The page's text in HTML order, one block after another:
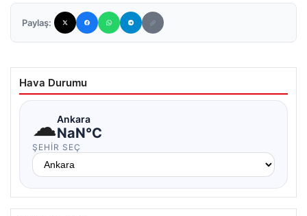
Paylaş:
Hava Durumu
☁Ankara
NaN°C
ŞEHIR SEÇ